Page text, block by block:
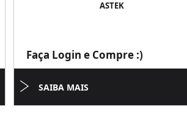
ASTEK
Faça Login e Compre :)
SAIBA MAIS